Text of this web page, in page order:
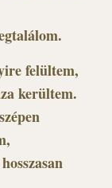
felültem,
kerültem.